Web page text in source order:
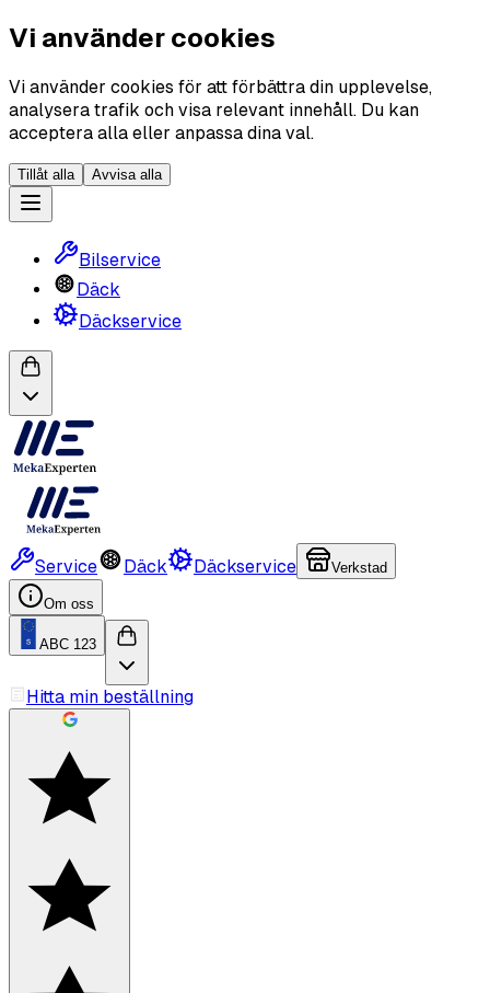
Vi använder cookies
Vi använder cookies för att förbättra din upplevelse,
analysera trafik och visa relevant innehåll. Du kan
acceptera alla eller anpassa dina val.
Tillåt alla Avvisa alla
Bilservice
Däck
Däckservice
Service Däck Däckservice Verkstad
Om oss
ABC 123
Hitta min beställning